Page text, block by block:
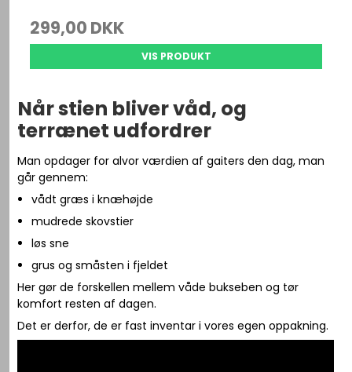
299,00 DKK
VIS PRODUKT
Når stien bliver våd, og
terrænet udfordrer
Man opdager for alvor værdien af gaiters den dag, man
går gennem:
vådt græs i knæhøjde
mudrede skovstier
løs sne
grus og småsten i fjeldet
Her gør de forskellen mellem våde bukseben og tør
komfort resten af dagen.
Det er derfor, de er fast inventar i vores egen oppakning.